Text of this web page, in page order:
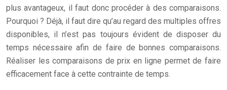
plus avantageux, il faut donc procéder à des comparaisons.
Pourquoi ? Déjà, il faut dire qu’au regard des multiples offres
disponibles, il n’est pas toujours évident de disposer du
temps nécessaire afin de faire de bonnes comparaisons.
Réaliser les comparaisons de prix en ligne permet de faire
efficacement face à cette contrainte de temps.